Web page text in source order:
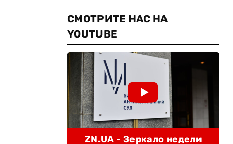
СМОТРИТЕ НАС НА
YOUTUBE
ZN.UA - Зеркало недели